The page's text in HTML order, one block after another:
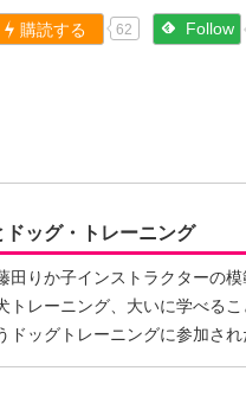
購読する 62 Follow
ドッグ・トレーニング
田りか子インストラクターの
トレーニング、大いに学べる
ドッグトレーニングに参加さ
きを読む】